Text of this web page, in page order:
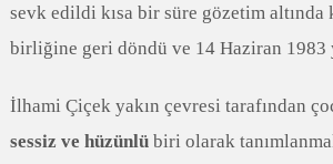
sevk edildi kısa bir süre gözetim altında
birliğine geri döndü ve 14 Haziran 1983
İlhami Çiçek yakın çevresi tarafından
sessiz ve hüzünlübiri olarak